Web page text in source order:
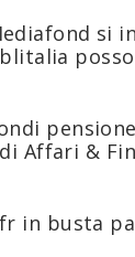
si
Affari &
in busta